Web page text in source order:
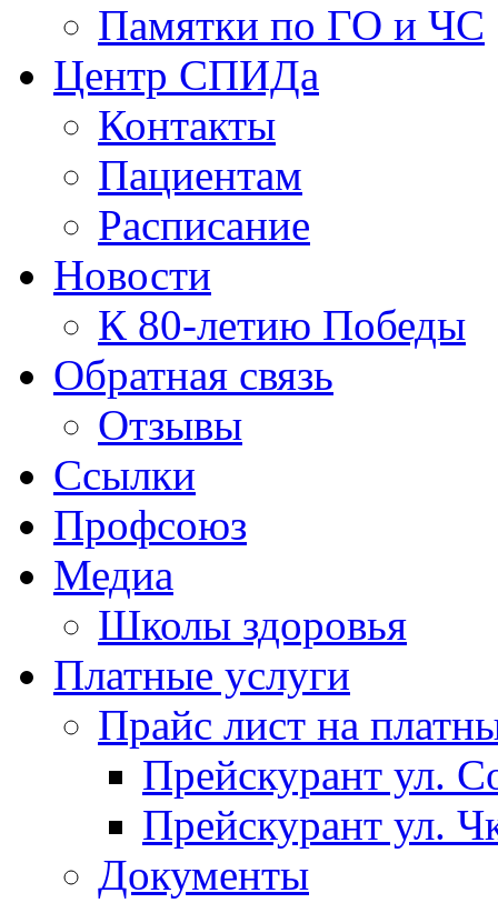
Памятки по ГО и ЧС
Центр СПИДа
Контакты
Пациентам
Расписание
Новости
К 80-летию Победы
Обратная связь
Отзывы
Ссылки
Профсоюз
Медиа
Школы здоровья
Платные услуги
Прайс лист на
Прейскурант ул.
Прейскурант ул.
Документы